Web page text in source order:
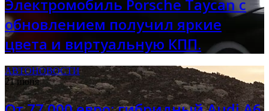
Электромобиль Porsche Taycan с
обновлением получил яркие
цвета и виртуальную КПП.
АВТОНОВОСТИ
21 июня